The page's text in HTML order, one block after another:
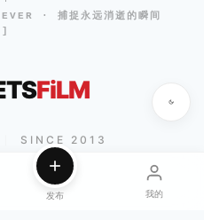
· 捕捉永远消逝的瞬间
]
FiLM
SINCE 2013
发布 我的